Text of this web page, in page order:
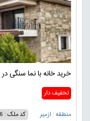
خرید خانه با نما سنگی
تخفیف دار
منطقه : ازمیر
کد ملک : 666